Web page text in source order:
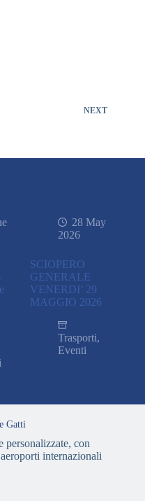
NEXT
28 May
2026
SCIOPERO
GENERALE
VENERDI’ 29
MAGGIO 2026
Trasporti,
Eventi
Gatti
con
internazionali